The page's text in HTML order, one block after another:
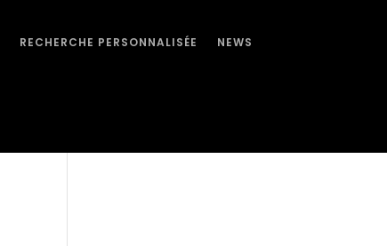
RECHERCHE PERSONNALISÉE NEWS